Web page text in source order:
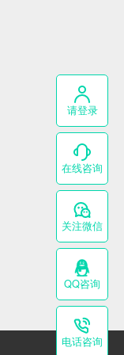
请登录
在线咨询
关注微信
QQ咨询
电话咨询